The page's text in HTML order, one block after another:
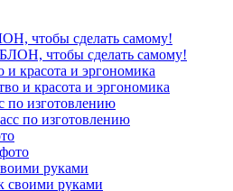
чтобы сделать самому!
красота и эргономика
по изготовлению
руками